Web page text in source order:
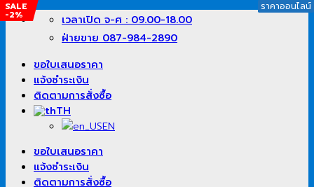
ข้าม
เนื้อหา
เวลาเปิด จ-ศ : 09.00-18.00
ฝ่ายขาย 087-984-2890
ขอใบเสนอราคา
แจ้งชำระเงิน
ติดตามการสั่งซื้อ
TH
EN
ขอใบเสนอราคา
แจ้งชำระเงิน
ติดตามการสั่งซื้อ
ราคาออนไลน์
SALE
-2%
ราคาออนไลน์
ราคาออนไลน์
ราคาออนไลน์
ราคาออนไลน์